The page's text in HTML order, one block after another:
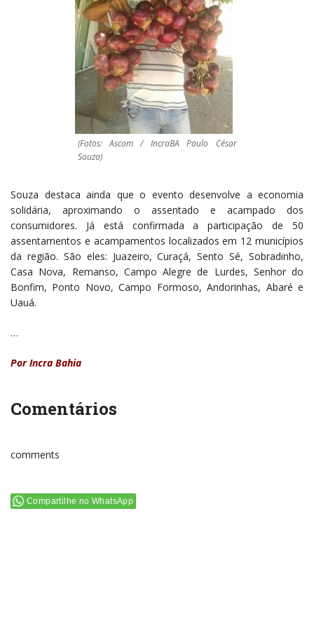
(Fotos: Ascom / IncraBA Paulo César
Souza)
Souza destaca ainda que o evento desenvolve a economia
solidária, aproximando o assentado e acampado dos
consumidores. Já está confirmada a participação de 50
assentamentos e acampamentos localizados em 12 municípios
da região. São eles: Juazeiro, Curaçá, Sento Sé, Sobradinho,
Casa Nova, Remanso, Campo Alegre de Lurdes, Senhor do
Bonfim, Ponto Novo, Campo Formoso, Andorinhas, Abaré e
Uauá.
…
Por Incra Bahia
Comentários
comments
Compartilhe no WhatsApp